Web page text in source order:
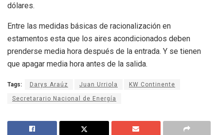
dólares.
Entre las medidas básicas de racionalización en
estamentos esta que los aires acondicionados deben
prenderse media hora después de la entrada. Y se tienen
que apagar media hora antes de la salida.
Tags: Darys Araúz Juan Urriola KW Continente
Secretarario Nacional de Energía